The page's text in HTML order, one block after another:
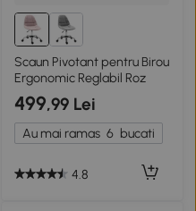
Scaun Pivotant pentru Birou
Ergonomic Reglabil Roz
499,99 Lei
Au mai ramas 6 bucati
4.8